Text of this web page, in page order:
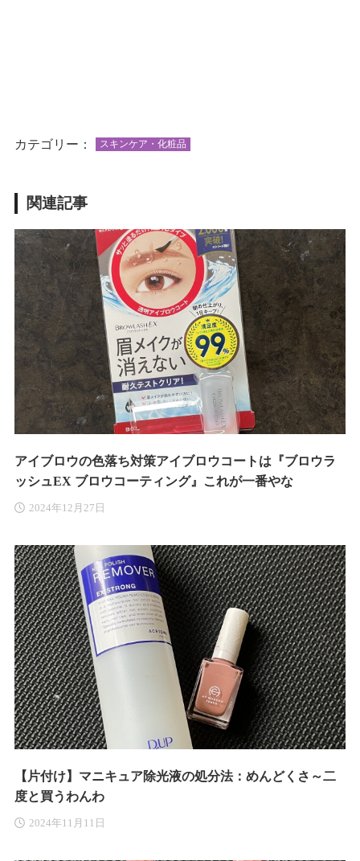
カテゴリー： スキンケア・化粧品
関連記事
アイブロウの色落ち対策アイブロウコートは『ブロウラ
ッシュEX ブロウコーティング』これが一番やな
2024年12月27日
【片付け】マニキュア除光液の処分法：めんどくさ～二
度と買うわんわ
2024年11月11日